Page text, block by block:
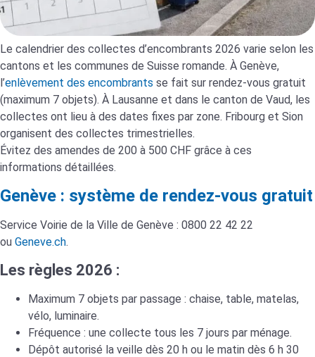
Le calendrier des collectes d’encombrants 2026 varie selon les
cantons et les communes de Suisse romande. À Genève,
l’enlèvement des encombrants se fait sur rendez-vous gratuit
(maximum 7 objets). À Lausanne et dans le canton de Vaud, les
collectes ont lieu à des dates fixes par zone. Fribourg et Sion
organisent des collectes trimestrielles.
Évitez des amendes de 200 à 500 CHF grâce à ces
informations détaillées.
Genève : système de rendez-vous gratuit
Service Voirie de la Ville de Genève : 0800 22 42 22
ou Geneve.ch.
Les règles 2026 :
Maximum 7 objets par passage : chaise, table, matelas,
vélo, luminaire.
Fréquence : une collecte tous les 7 jours par ménage.
Dépôt autorisé la veille dès 20 h ou le matin dès 6 h 30